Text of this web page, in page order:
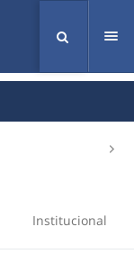
Institucional